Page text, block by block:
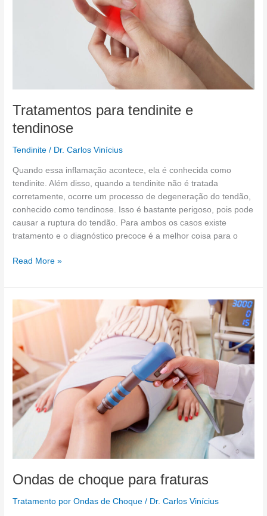
Tratamentos para tendinite e
tendinose
Tendinite / Dr. Carlos Vinícius
Quando essa inflamação acontece, ela é conhecida como
tendinite. Além disso, quando a tendinite não é tratada
corretamente, ocorre um processo de degeneração do tendão,
conhecido como tendinose. Isso é bastante perigoso, pois pode
causar a ruptura do tendão. Para ambos os casos existe
tratamento e o diagnóstico precoce é a melhor coisa para o
Read More »
Ondas de choque para fraturas
Tratamento por Ondas de Choque / Dr. Carlos Vinícius
Ondas
de
para
fraturas